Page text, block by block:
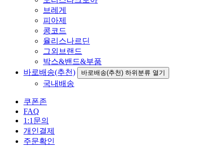
브레게
피아제
콩코드
율리스나르딘
그외브랜드
박스&밴드&부품
바로배송(추천)
바로배송(추천) 하위분류 열기
국내배송
쿠폰존
FAQ
1:1문의
개인결제
주문확인